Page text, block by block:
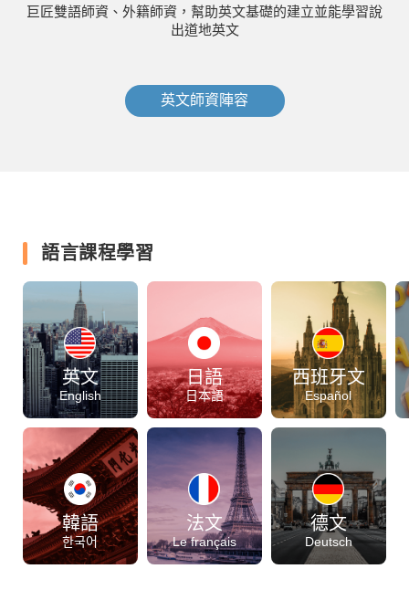
巨匠雙語師資、外籍師資，幫助英文基礎的建立並能學習說
出道地英文
英文師資陣容
語言課程學習
英文
English
日語
日本語
西班牙文
Español
韓語
한국어
法文
Le français
德文
Deutsch